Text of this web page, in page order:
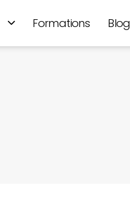
Formations Blog